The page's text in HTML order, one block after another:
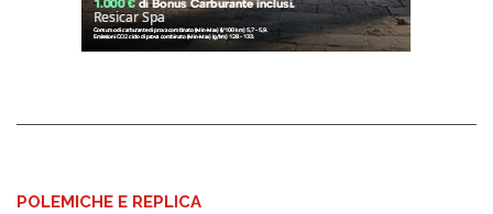
POLEMICHE E REPLICA